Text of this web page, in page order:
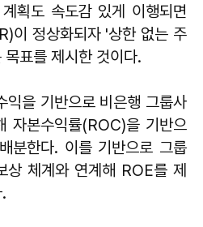
획도 속도감 있게 이행되면
이 정상화되자 '상한 없는 주
표를 제시한 것이다.
익을 기반으로 비은행 그룹사
자본수익률(ROC)을 기반으
분한다. 이를 기반으로 그룹
상 체계와 연계해 ROE를 제